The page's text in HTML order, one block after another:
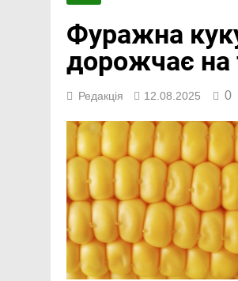
Фуражна
дорожчає на
Редакція 12.08.2025 0